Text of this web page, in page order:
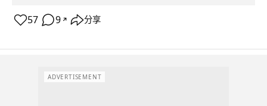
57 9 ↗ 分享
ADVERTISEMENT